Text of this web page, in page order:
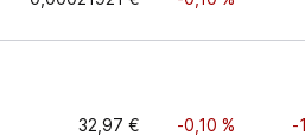
32,97 € -0,10 % -